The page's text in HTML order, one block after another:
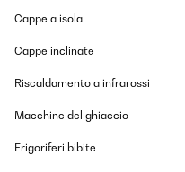
Cappe a isola
Cappe inclinate
Riscaldamento a infrarossi
Macchine del ghiaccio
Frigoriferi bibite